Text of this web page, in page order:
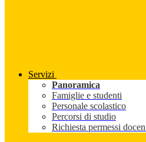
Servizi
Panoramica
Famiglie e studenti
Personale scolastico
Percorsi di studio
Richiesta permessi